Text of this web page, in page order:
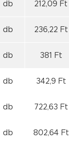
db 212,09 Ft
db 236,22 Ft
db 381 Ft
db 342,9 Ft
db 722,63 Ft
db 802,64 Ft